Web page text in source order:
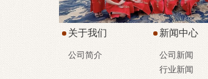
关于我们
公司简介
新闻中心
公司新闻
行业新闻